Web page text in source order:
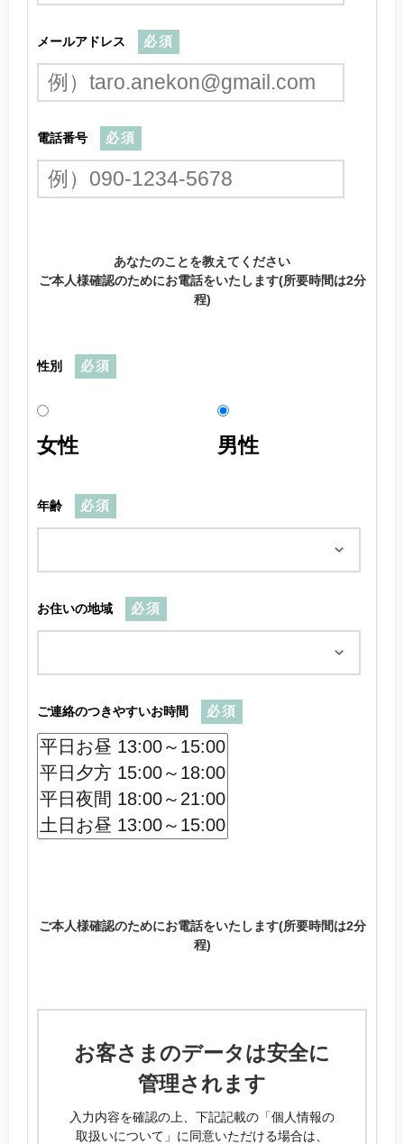
メールアドレス 必須
電話番号 必須
あなたのことを教えてください
ご本人様確認のためにお電話をいたします(所要時間は2分
程)
性別 必須
女性 男性
年齢 必須
お住いの地域 必須
ご連絡のつきやすいお時間 必須
ご本人様確認のためにお電話をいたします(所要時間は2分
程)
お客さまのデータは安全に
管理されます
入力内容を確認の上、下記記載の「個人情報の
取扱いについて」に同意いただける場合は、